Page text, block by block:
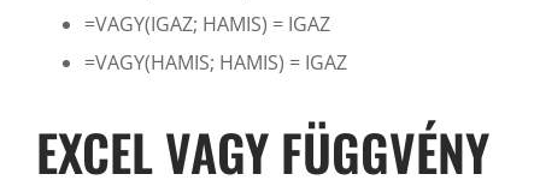
=VAGY(IGAZ; HAMIS) = IGAZ
=VAGY(HAMIS; HAMIS) = IGAZ
EXCEL VAGY FÜGGVÉNY